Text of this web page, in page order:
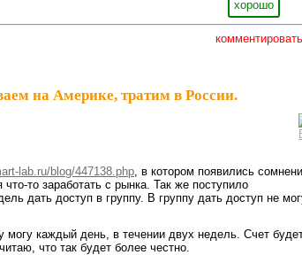
хорошо
комментировать
на Америке, тратим в России.
lab.ru/blog/447138.php , в котором появились
то заработать с рынка. Так же поступило
дать доступ в группу. В группу дать доступ не
могу каждый день, в течении двух недель. Счет
что так будет более честно.